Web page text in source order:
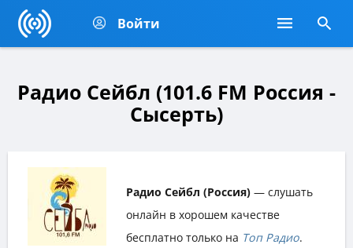
Войти
Радио Сейбл (101.6 FM Россия -
Сысерть)
Радио Сейбл (Россия) — слушать
онлайн в хорошем качестве
бесплатно только на Топ Радио.